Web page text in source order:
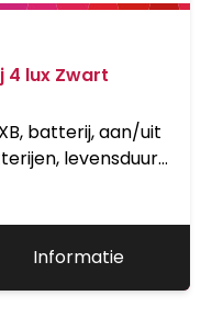
4 lux Zwart
batterij, aan/uit
levensduur
Informatie